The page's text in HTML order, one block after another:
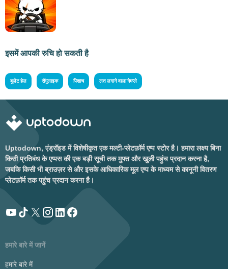
इसमें आपकी रुचि हो सकती है
बुलेट हेल रॉगुलाइक पिशाच लत लगाने वाला गेमप्ले
Uptodown, एंड्रॉइड में विशेषीकृत एक मल्टी-प्लेटफ़ॉर्म एप्प स्टोर है। हमारा लक्ष्य बिना
किसी प्रतिबंध के एप्पस की एक बड़ी सूची तक मुफ्त और खुली पहुंच प्रदान करना है,
जबकि किसी भी ब्राउज़र से और इसके आधिकारिक मूल एप्प के माध्यम से कानूनी वितरण
प्लेटफ़ॉर्म तक पहुंच प्रदान करना है।
हमारे बारे में जानें
हमारे बारे में